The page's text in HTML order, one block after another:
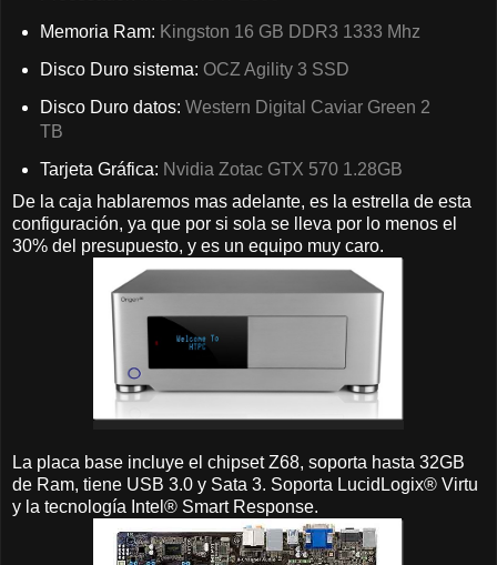
Memoria Ram: Kingston 16 GB DDR3 1333 Mhz
Disco Duro sistema: OCZ Agility 3 SSD
Disco Duro datos: Western Digital Caviar Green 2
TB
Tarjeta Gráfica: Nvidia Zotac GTX 570 1.28GB
De la caja hablaremos mas adelante, es la estrella de esta
configuración, ya que por si sola se lleva por lo menos el
30% del presupuesto, y es un equipo muy caro.
La placa base incluye el chipset Z68, soporta hasta 32GB
de Ram, tiene USB 3.0 y Sata 3. Soporta LucidLogix® Virtu
y la tecnología Intel® Smart Response.